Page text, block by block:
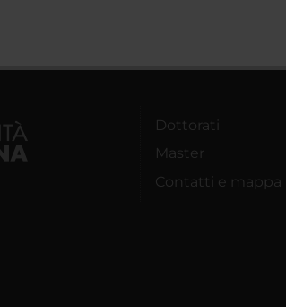
Dottorati
Master
Contatti e mappa